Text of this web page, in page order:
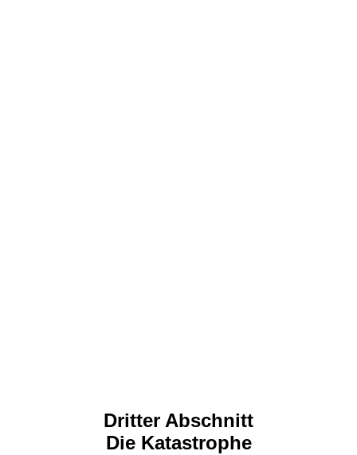
Dritter Abschnitt
Die Katastrophe